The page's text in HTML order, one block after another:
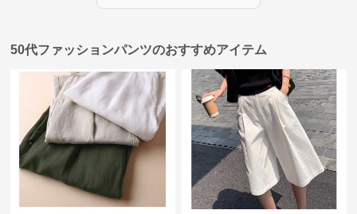
50代ファッションパンツのおすすめアイテム